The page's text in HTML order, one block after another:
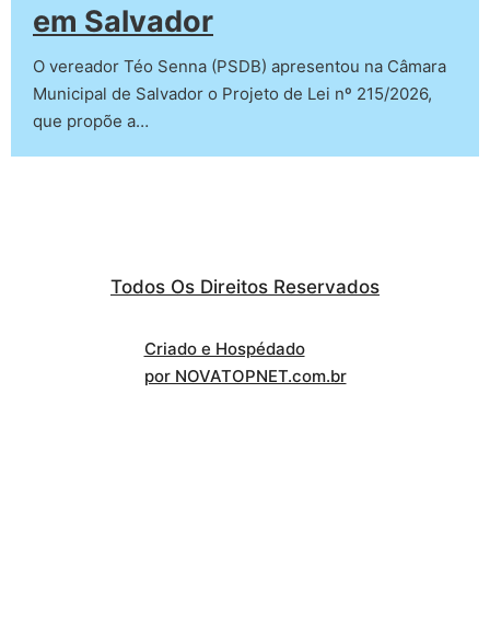
em Salvador
O vereador Téo Senna (PSDB) apresentou na Câmara
Municipal de Salvador o Projeto de Lei nº 215/2026,
que propõe a…
Todos Os Direitos Reservados
Criado e Hospédado
por NOVATOPNET.com.br